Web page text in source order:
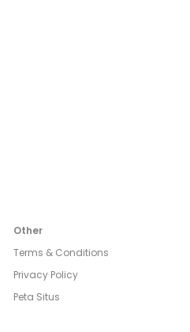
Other
Terms & Conditions
Privacy Policy
Peta Situs